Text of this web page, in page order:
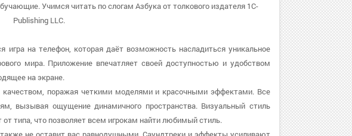
Учимся читать по слогам Азбука от толкового издателя 1C-
Publishing LLC.
на телефон, которая даёт возможность насладиться уникальное
мира. Приложение впечатляет своей доступностью и удобством
на экране.
поражая четкими моделями и красочными эффектами. Все
вызывая ощущение динамичного пространства. Визуальный стиль
типа, что позволяет всем игрокам найти любимый стиль.